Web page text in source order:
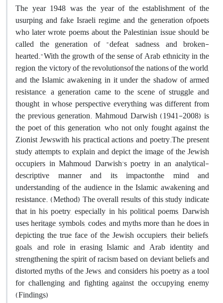
The year 1948 was the year of the establishment of the
usurping and fake Israeli regime, and the generation ofpoets
who later wrote poems about the Palestinian issue should be
called the generation of "defeat, sadness, and broken-
hearted."With the growth of the sense of Arab ethnicity in the
region, the victory of the revolutionsof the nations of the world,
and the Islamic awakening in it under the shadow of armed
resistance, a generation came to the scene of struggle and
thought, in whose perspective everything was different from
the previous generation. Mahmoud Darwish (1941-2008) is
the poet of this generation, who not only fought against the
Zionist Jewswith his practical actions and poetry.The present
study attempts to explain and depict the image of the Jewish
occupiers in Mahmoud Darwish's poetry in an analytical-
descriptive manner and its impactonthe mind and
understanding of the audience in the Islamic awakening and
resistance. (Method) The overall results of this study indicate
that in his poetry, especially in his political poems, Darwish
uses heritage, symbols, codes, and myths more than he does in
depicting the true face of the Jewish occupiers, their beliefs,
goals, and role in erasing Islamic and Arab identity and
strengthening the spirit of racism based on deviant beliefs and
distorted myths of the Jews, and considers his poetry as a tool
for challenging and fighting against the occupying enemy
(Findings)